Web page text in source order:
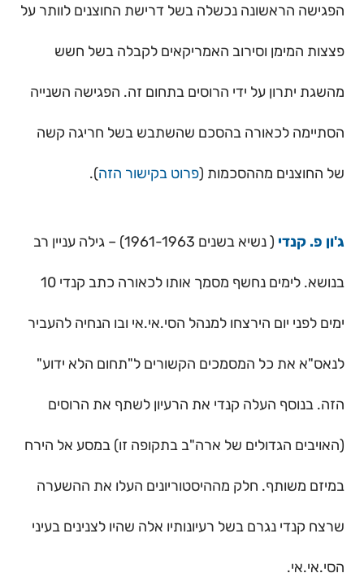
הפגישה הראשונה נכשלה בשל דרישת החוצנים לוותר על
פצצות המימן וסירוב האמריקאים לקבלה בשל חשש
מהשגת יתרון על ידי הרוסים בתחום זה. הפגישה השנייה
הסתיימה לכאורה בהסכם שהשתבש בשל חריגה קשה
של החוצנים מההסכמות (פרוט בקישור הזה).
ג'ון פ. קנדי ( נשיא בשנים 1961-1963) – גילה עניין רב
בנושא. לימים נחשף מסמך אותו לכאורה כתב קנדי 10
ימים לפני יום הירצחו למנהל הסי.אי.אי ובו הנחיה להעביר
לנאס"א את כל המסמכים הקשורים ל"תחום הלא ידוע"
הזה. בנוסף העלה קנדי את הרעיון לשתף את הרוסים
(האויבים הגדולים של ארה"ב בתקופה זו) במסע אל הירח
במיזם משותף. חלק מההיסטוריונים העלו את ההשערה
שרצח קנדי נגרם בשל רעיונותיו אלה שהיו לצנינים בעיני
הסי.אי.אי.